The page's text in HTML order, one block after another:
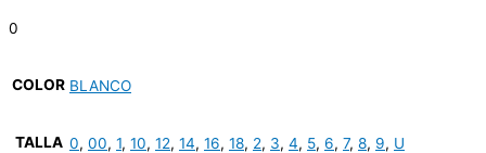
0
COLOR BLANCO
TALLA 0, 00, 1, 10, 12, 14, 16, 18, 2, 3, 4, 5, 6, 7, 8, 9, U